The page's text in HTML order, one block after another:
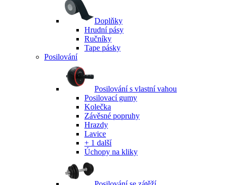
Doplňky
Hrudní pásy
Ručníky
Tape pásky
Posilování
Posilování s vlastní vahou
Posilovací gumy
Kolečka
Závěsné popruhy
Hrazdy
Lavice
+ 1 další
Úchopy na kliky